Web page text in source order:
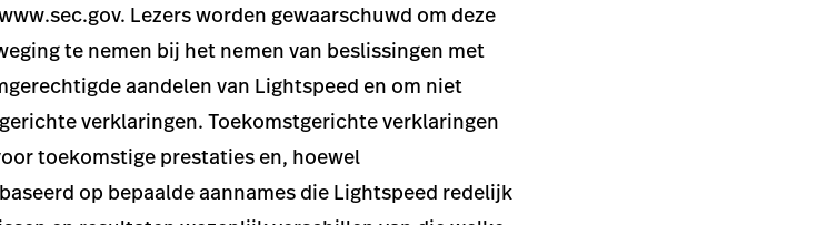
Lezers worden gewaarschuwd om deze
te nemen bij het nemen van beslissingen met
aandelen van Lightspeed en om niet
verklaringen. Toekomstgerichte verklaringen
toekomstige prestaties en, hoewel
op bepaalde aannames die Lightspeed redelijk